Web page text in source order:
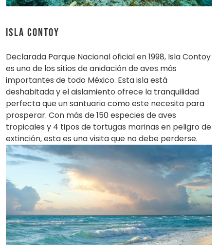
Isla Contoy
Declarada Parque Nacional oficial en 1998, Isla Contoy
es uno de los sitios de anidación de aves más
importantes de todo México. Esta isla está
deshabitada y el aislamiento ofrece la tranquilidad
perfecta que un santuario como este necesita para
prosperar. Con más de 150 especies de aves
tropicales y 4 tipos de tortugas marinas en peligro de
extinción, esta es una visita que no debe perderse.